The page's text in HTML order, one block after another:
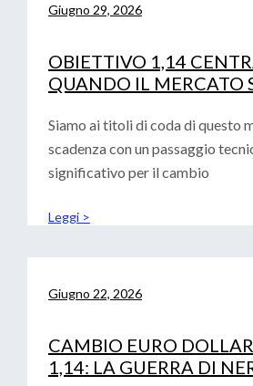
Giugno 29, 2026
OBIETTIVO 1,14
QUANDO IL MERCATO
Siamo ai titoli di coda di questo
scadenza con un passaggio
significativo per il cambio
Leggi >
Giugno 22, 2026
CAMBIO EURO
1,14: LA GUERRA DI